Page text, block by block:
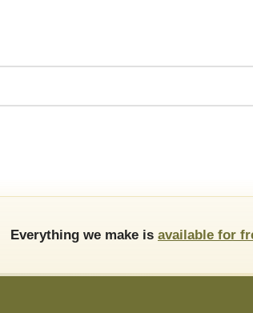
Everything we make is available for